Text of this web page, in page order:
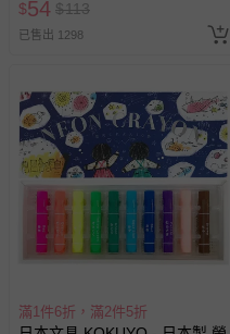
貼心小提醒
-本商品在拍攝時力求忠實呈
每台電腦、手機或平板螢幕
是會有些差異唷，請媽咪包容
提醒媽咪七天猶豫期並非七
退回的商品必須是全新的狀
媽咪請特別注意欲換貨商品
裝、配件贈品、原廠包裝及
勿缺漏任何配件或損毀原廠
-媽咪請以寄送商品給您時所
$54 $113
已售出 1298
滿1件6折，滿2件5折